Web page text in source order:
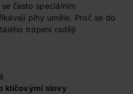
často speciálním
pihy uměle. Proč se do
trápení raději
klíčovými slovy